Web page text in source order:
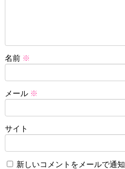
名前 ※
メール ※
サイト
新しいコメントをメールで通知